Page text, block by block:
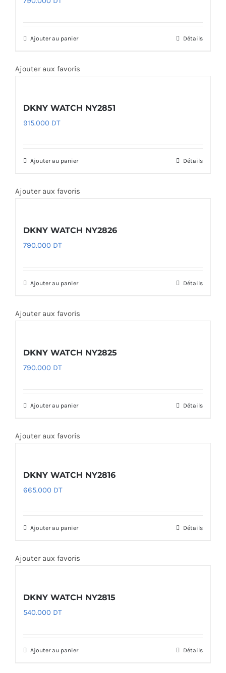
Ajouter au panier Détails
Ajouter aux favoris
DKNY WATCH NY2851
915.000 DT
Ajouter au panier Détails
Ajouter aux favoris
DKNY WATCH NY2826
790.000 DT
Ajouter au panier Détails
Ajouter aux favoris
DKNY WATCH NY2825
790.000 DT
Ajouter au panier Détails
Ajouter aux favoris
DKNY WATCH NY2816
665.000 DT
Ajouter au panier Détails
Ajouter aux favoris
DKNY WATCH NY2815
540.000 DT
Ajouter au panier Détails